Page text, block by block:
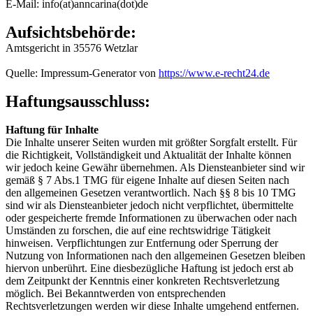
E-Mail: info(at)anncarina(dot)de
Aufsichtsbehörde:
Amtsgericht in 35576 Wetzlar
Quelle: Impressum-Generator von https://www.e-recht24.de
Haftungsausschluss:
Haftung für Inhalte
Die Inhalte unserer Seiten wurden mit größter Sorgfalt erstellt. Für
die Richtigkeit, Vollständigkeit und Aktualität der Inhalte können
wir jedoch keine Gewähr übernehmen. Als Diensteanbieter sind wir
gemäß § 7 Abs.1 TMG für eigene Inhalte auf diesen Seiten nach
den allgemeinen Gesetzen verantwortlich. Nach §§ 8 bis 10 TMG
sind wir als Diensteanbieter jedoch nicht verpflichtet, übermittelte
oder gespeicherte fremde Informationen zu überwachen oder nach
Umständen zu forschen, die auf eine rechtswidrige Tätigkeit
hinweisen. Verpflichtungen zur Entfernung oder Sperrung der
Nutzung von Informationen nach den allgemeinen Gesetzen bleiben
hiervon unberührt. Eine diesbezügliche Haftung ist jedoch erst ab
dem Zeitpunkt der Kenntnis einer konkreten Rechtsverletzung
möglich. Bei Bekanntwerden von entsprechenden
Rechtsverletzungen werden wir diese Inhalte umgehend entfernen.